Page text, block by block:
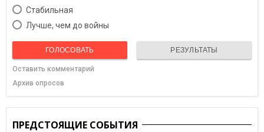
Cтабильная
Лучше, чем до войны
ГОЛОСОВАТЬ РЕЗУЛЬТАТЫ
Оставить комментарий
Архив опросов
ПРЕДСТОЯЩИЕ СОБЫТИЯ